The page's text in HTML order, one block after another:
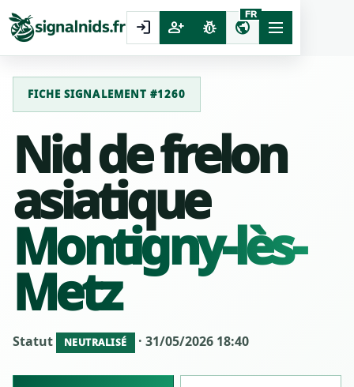
login person_add pest_control public
FR
FICHE SIGNALEMENT #1260
Nid de frelon
asiatique
Montigny-lès-
Metz
Statut NEUTRALISÉ · 31/05/2026 18:40